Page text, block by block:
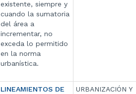
existente, siempre y
cuando la sumatoria
del área a
incrementar, no
exceda lo permitido
en la norma
urbanística.
LINEAMIENTOS DE
URBANIZACIÓN Y